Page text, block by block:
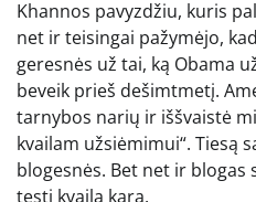
Khannos pavyzdžiu, kuris
net ir teisingai pažymėjo,
geresnės už tai, ką Obama
beveik prieš dešimtmetį.
tarnybos narių ir iššvaistė
kvailam užsiėmimui“. Tiesą
blogesnės. Bet net ir
tęsti kvailą karą.